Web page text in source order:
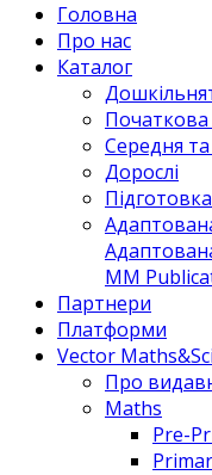
Головна
Про нас
Каталог
Середня
Дорослі
MM
Партнери
Платформи
Vector
Про
Maths
Pre-